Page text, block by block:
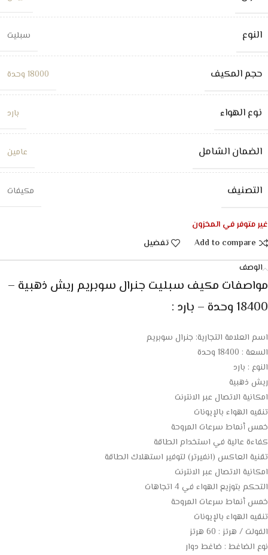
النوع سبليت
حجم المكيف 18000 وحدة
نوع الهواء بارد
الضمان الشامل عامين
التصنيف مكيفات
غير متوفر في المخزون
Add to compare
تفضيل
الوصف
مواصفات مكيف سبليت جنرال سوبريم ريش ذهبية –
18400 وحدة – بارد :
اسم العلامة التجارية: جنرال سوبريم
السعة : 18400 وحدة
النوع : بارد
ريش ذهبية
امكانية الاتصال عبر الانترنت
تنقيه الهواء بالإيونات
خمس أنماط سرعات المروحة
كفاءة عالية في استخدام الطاقة
تقنية العاكس (انفيرتر) لتوفير استهلاك الطاقة
امكانية الاتصال عبر الانترنت
التحكم بتوزيع الهواء في 4 اتجاهات
خمس أنماط سرعات المروحة
تنقيه الهواء بالإيونات
الفولت / هرتز : 60 هرتز
نوع الضاغط : ضاغط دوار